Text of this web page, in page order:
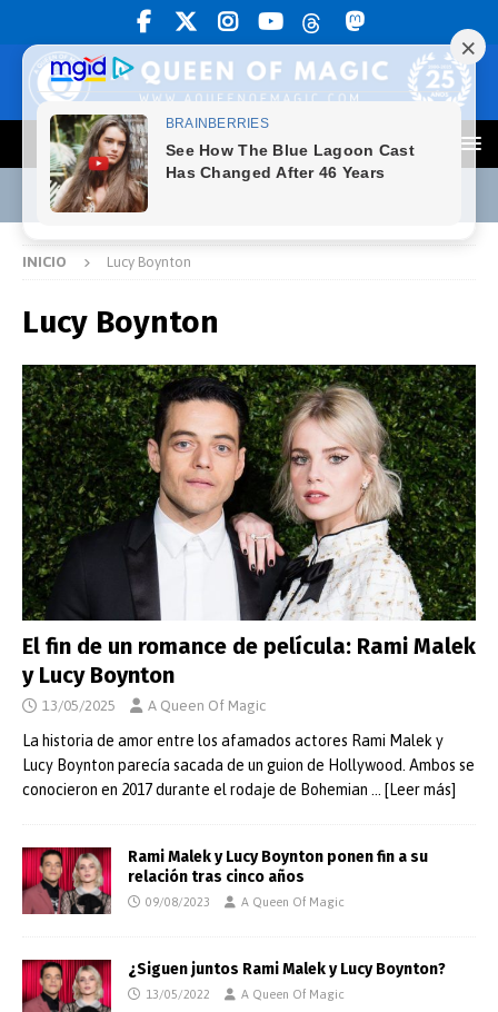
INICIO Lucy Boynton
Lucy Boynton
El fin de un romance de película: Rami Malek
y Lucy Boynton
13/05/2025 A Queen Of Magic
La historia de amor entre los afamados actores Rami Malek y
Lucy Boynton parecía sacada de un guion de Hollywood. Ambos se
conocieron en 2017 durante el rodaje de Bohemian
… [Leer más]
Rami Malek y Lucy Boynton ponen fin a su
relación tras cinco años
09/08/2023 A Queen Of Magic
¿Siguen juntos Rami Malek y Lucy Boynton?
13/05/2022 A Queen Of Magic